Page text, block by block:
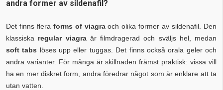
andra former av sildenafil?
Det finns flera forms of viagraoch olika former av sildenafil. Den
klassiska regular viagraär filmdragerad och sväljs hel, medan
soft tabs löses upp eller tuggas. Det finns också orala geler och
andra varianter. För många är skillnaden främst praktisk: vissa vill
ha en mer diskret form, andra föredrar något som är enklare att ta
utan vatten.